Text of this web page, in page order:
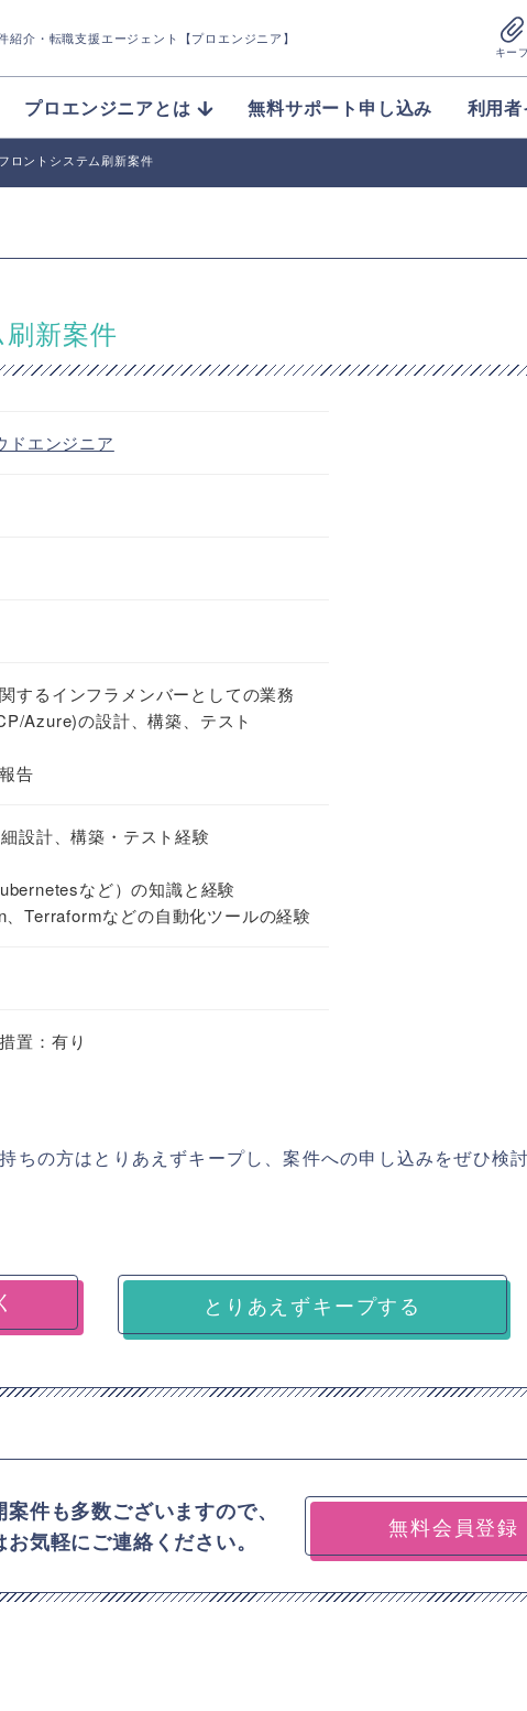
紹介 ・転職支援エージェント【プロエンジニア】
キー
プロエンジニアとは 無料サポート申し込み 利用
ロントシステム刷新案件
新案件
ドエンジニア
するインフラメンバーとしての業務
Azure)の設計、構築、テスト
告
設計、構築・テスト経験
など）の知識と経験
Terraformなどの自動化ツールの経験
置：有り
ちの方はとりあえずキープし、案件への申し込みをぜひ検
とりあえずキープする
件も多数ございますので、
気軽にご連絡ください。
無料会員登録